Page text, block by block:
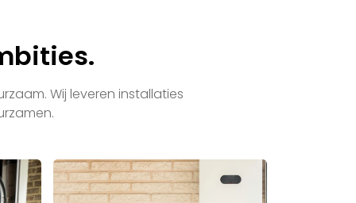
Wij leveren installaties